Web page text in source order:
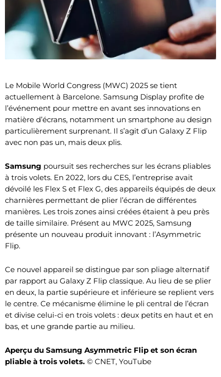
Le Mobile World Congress (MWC) 2025 se tient
actuellement à Barcelone. Samsung Display profite de
l’événement pour mettre en avant ses innovations en
matière d’écrans, notamment un smartphone au design
particulièrement surprenant. Il s’agit d’un Galaxy Z Flip
avec non pas un, mais deux plis.
Samsung poursuit ses recherches sur les écrans pliables
à trois volets. En 2022, lors du CES, l’entreprise avait
dévoilé les Flex S et Flex G, des appareils équipés de deux
charnières permettant de plier l’écran de différentes
manières. Les trois zones ainsi créées étaient à peu près
de taille similaire. Présent au MWC 2025, Samsung
présente un nouveau produit innovant : l’Asymmetric
Flip.
Ce nouvel appareil se distingue par son pliage alternatif
par rapport au Galaxy Z Flip classique. Au lieu de se plier
en deux, la partie supérieure et inférieure se replient vers
le centre. Ce mécanisme élimine le pli central de l’écran
et divise celui-ci en trois volets : deux petits en haut et en
bas, et une grande partie au milieu.
Aperçu du Samsung Asymmetric Flip et son écran
pliable à trois volets. © CNET, YouTube